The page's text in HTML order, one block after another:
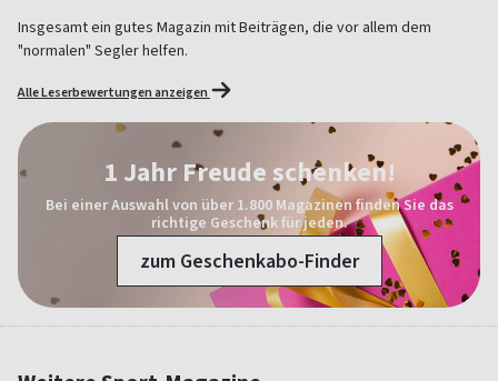
Insgesamt ein gutes Magazin mit Beiträgen, die vor allem dem
"normalen" Segler helfen.
Alle Leserbewertungen anzeigen
1 Jahr Freude schenken!
Bei einer Auswahl von über 1.800 Magazinen finden Sie das
richtige Geschenk für jeden.
zum Geschenkabo-Finder